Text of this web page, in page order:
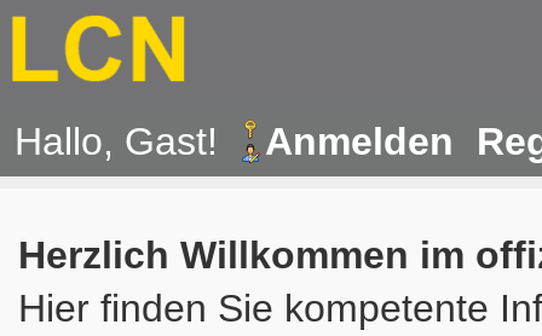
Hallo, Gast! Anmelden
Herzlich Willkommen im
Hier finden Sie kompetente